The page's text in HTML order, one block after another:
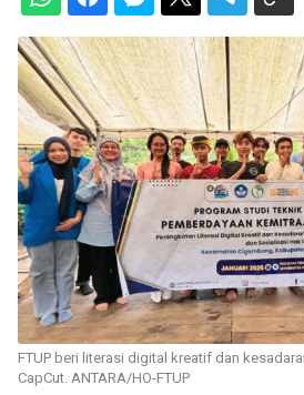
FTUP beri literasi digital kreatif dan
CapCut. ANTARA/HO-FTUP